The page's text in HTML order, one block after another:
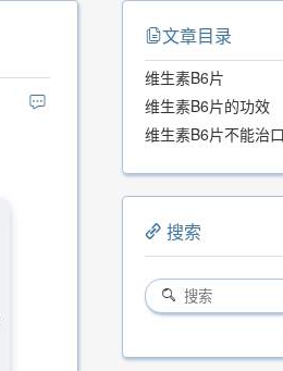
文章目录
维生素B6片
维生素B6片的功效
维生素B6片不能治
搜索